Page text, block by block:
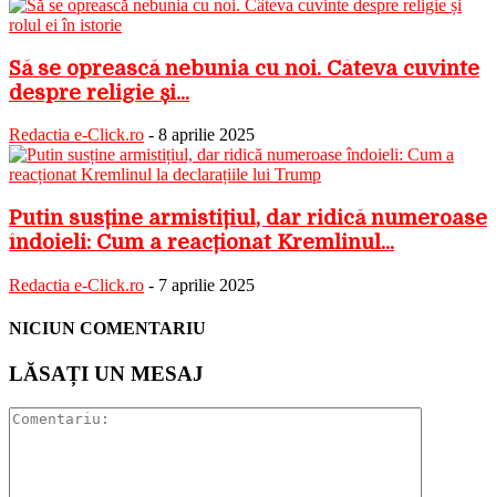
Să se oprească nebunia cu noi. Câteva cuvinte
despre religie și...
Redactia e-Click.ro - 8 aprilie 2025
Putin susține armistițiul, dar ridică numeroase
îndoieli: Cum a reacționat Kremlinul...
Redactia e-Click.ro - 7 aprilie 2025
NICIUN COMENTARIU
LĂSAȚI UN MESAJ